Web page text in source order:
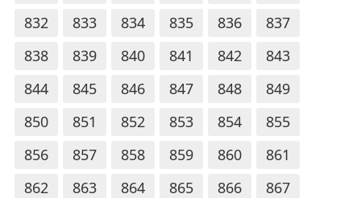
832
833 834 835 836
837
838
839 840 841 842
843
844
845 846 847 848
849
850
851 852 853 854
855
856
857 858 859 860
861
862
863 864 865 866
867